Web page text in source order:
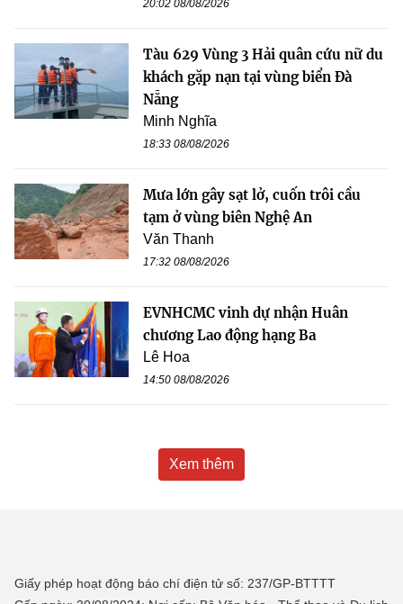
20:02 08/08/2026
Tàu 629 Vùng 3 Hải quân cứu nữ du
khách gặp nạn tại vùng biển Đà
Nẵng
Minh Nghĩa
18:33 08/08/2026
Mưa lớn gây sạt lở, cuốn trôi cầu
tạm ở vùng biên Nghệ An
Văn Thanh
17:32 08/08/2026
EVNHCMC vinh dự nhận Huân
chương Lao động hạng Ba
Lê Hoa
14:50 08/08/2026
Xem thêm
Giấy phép hoạt động báo chí điện tử số: 237/GP-BTTTT